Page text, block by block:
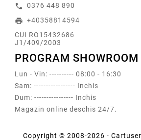
call 0376 448 890
print +40358814594
CUI RO15432686
J1/409/2003
PROGRAM SHOWROOM
Lun - Vin: ---------- 08:00 - 16:30
Sam: ----------------- Inchis
Dum: ---------------- Inchis
Magazin online deschis 24/7.
Copyright © 2008-2026 -